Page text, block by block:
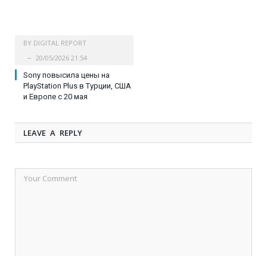
BY DIGITAL REPORT
20/05/2026 21:54
Sony повысила цены на
PlayStation Plus в Турции, США
и Европе с 20 мая
LEAVE A REPLY